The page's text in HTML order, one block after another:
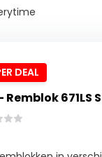
DEAL
Remblok 671LS